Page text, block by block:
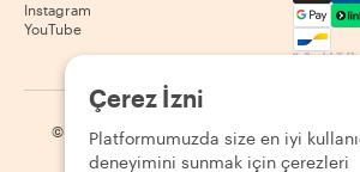
Instagram
YouTube
© 2026 Withlocals.com Gizlilik Politikası |
Çerez İzni
Platformumuzda size en iyi
deneyimini sunmak için çerezleri